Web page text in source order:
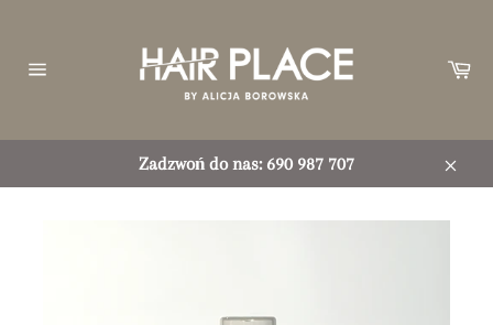
treści
Zadzwoń do nas: 690 987 707